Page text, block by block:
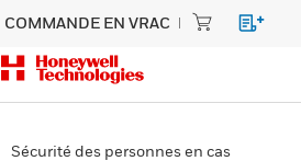
COMMANDE EN VRAC
Sécurité des personnes en cas